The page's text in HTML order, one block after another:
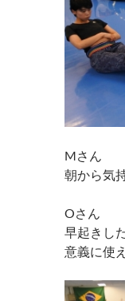
Mさん
朝から気
Oさん
早起きし
意義に使